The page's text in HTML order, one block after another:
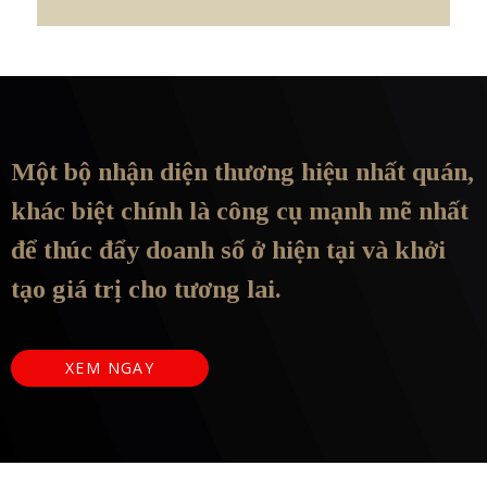
Một bộ nhận diện thương hiệu nhất quán,
khác biệt chính là công cụ mạnh mẽ nhất
để thúc đẩy doanh số ở hiện tại và khởi
tạo giá trị cho tương lai.
XEM NGAY